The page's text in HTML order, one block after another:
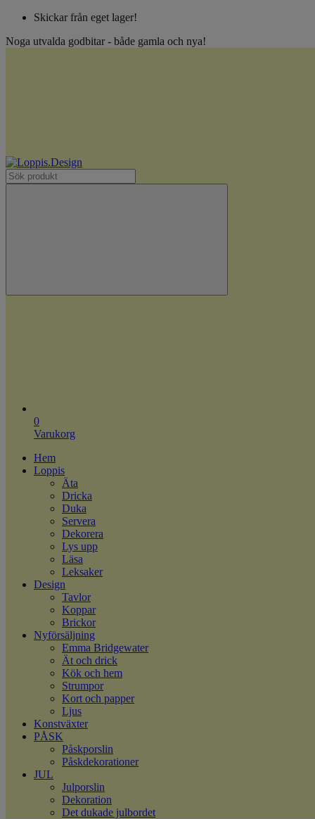
Skickar från eget lager!
Noga utvalda godbitar - både gamla och nya!
0
Varukorg
Hem
Loppis
Äta
Dricka
Duka
Servera
Dekorera
Lys upp
Läsa
Leksaker
Design
Tavlor
Koppar
Brickor
Nyförsäljning
Emma Bridgewater
Ät och drick
Kök och hem
Strumpor
Kort och papper
Ljus
Konstväxter
PÅSK
Påskporslin
Påskdekorationer
JUL
Julporslin
Dekoration
Det dukade julbordet